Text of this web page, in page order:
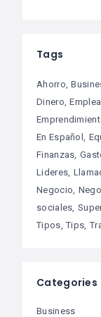
Tags
Ahorro
Dinero
En Español
Finanzas
Lideres
Negocio
sociales
Tipos Tips
Categories
Business